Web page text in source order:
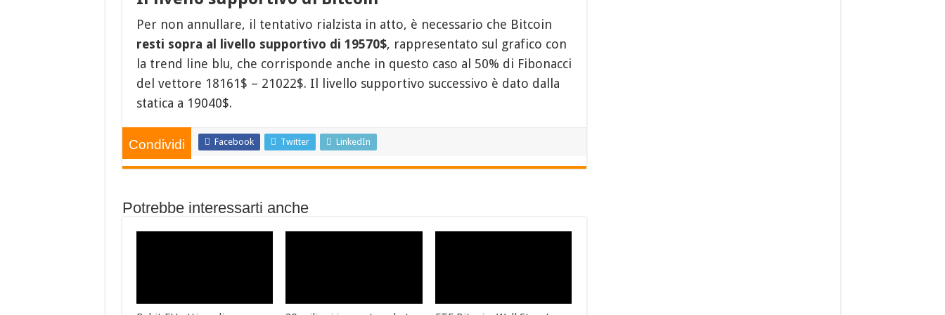
Per non annullare, il tentativo rialzista in atto, è necessario che Bitcoin
resti sopra al livello supportivo di 19570$, rappresentato sul grafico con
la trend line blu, che corrisponde anche in questo caso al 50% di Fibonacci
del vettore 18161$ – 21022$. Il livello supportivo successivo è dato dalla
statica a 19040$.
Condividi Facebook Twitter LinkedIn
Potrebbe interessarti anche